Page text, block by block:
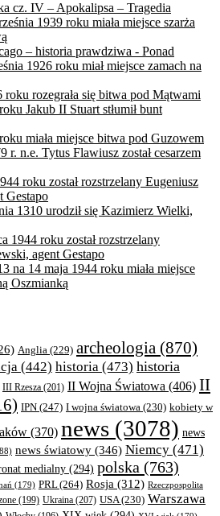
cz. IV – Apokalipsa – Tragedia
1939 roku miała miejsce szarża
– historia prawdziwa - Ponad
1926 roku miał miejsce zamach na
roku rozegrała się bitwa pod Mątwami
Jakub II Stuart stłumił bunt
miała miejsce bitwa pod Guzowem
r. n.e. Tytus Flawiusz został cesarzem
roku został rozstrzelany Eugeniusz
Gestapo
1310 urodził się Kazimierz Wielki,
1944 roku został rozstrzelany
agent Gestapo
na 14 maja 1944 roku miała miejsce
Oszmianką
Anglia (229) archeologia (870)
(442) historia (473) historia
III Rzesza (201) II Wojna Światowa (406) II
IPN (247) I wojna światowa (230) kobiety w
(370) news (3078) news
news światowy (346) Niemcy (471)
medialny (294) polska (763)
(179) PRL(264) Rosja (312) Rzeczpospolita
(199) Ukraina (207) USA(230) Warszawa